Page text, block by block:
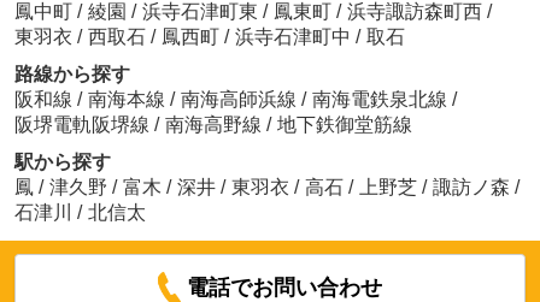
鳳中町 / 綾園 / 浜寺石津町東 / 鳳東町 / 浜寺諏訪森町西 /
東羽衣 / 西取石 / 鳳西町 / 浜寺石津町中 / 取石
路線から探す
阪和線 / 南海本線 / 南海高師浜線 / 南海電鉄泉北線 /
阪堺電軌阪堺線 / 南海高野線 / 地下鉄御堂筋線
駅から探す
鳳 / 津久野 / 富木 / 深井 / 東羽衣 / 高石 / 上野芝 / 諏訪ノ森 /
石津川
/ 北信太
電話でお問い合わせ